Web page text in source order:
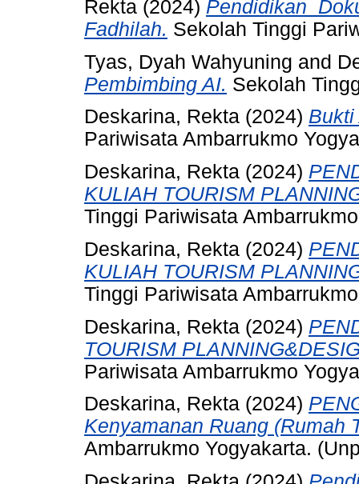
Rekta (2024)
Fadhilah. Sekolah Tinggi
Tyas, Dyah Wahyuning and
Pembimbing AI. Sekolah
Deskarina, Rekta (2024) Bukti
Pariwisata Ambarrukmo
Deskarina, Rekta (2024)
KULIAH TOURISM
Tinggi Pariwisata
Deskarina, Rekta (2024)
KULIAH TOURISM
Tinggi Pariwisata
Deskarina, Rekta (2024)
TOURISM
Pariwisata Ambarrukmo
Deskarina, Rekta (2024)
Kenyamanan Ruang (Rumah
Ambarrukmo Yogyakarta.